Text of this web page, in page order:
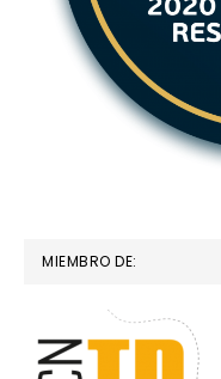
MIEMBRO DE: